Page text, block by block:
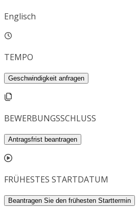
Englisch
TEMPO
Geschwindigkeit anfragen
BEWERBUNGSSCHLUSS
Antragsfrist beantragen
FRÜHESTES STARTDATUM
Beantragen Sie den frühesten Starttermin